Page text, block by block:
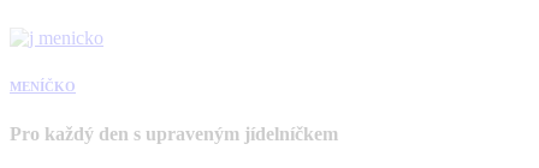
MENÍČKO
Pro každý den s upraveným jídelníčkem